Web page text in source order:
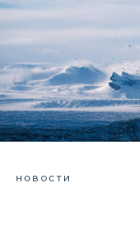
НОВОСТИ